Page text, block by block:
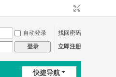
自动登录
找回密码
登录 立即注册
快捷导航